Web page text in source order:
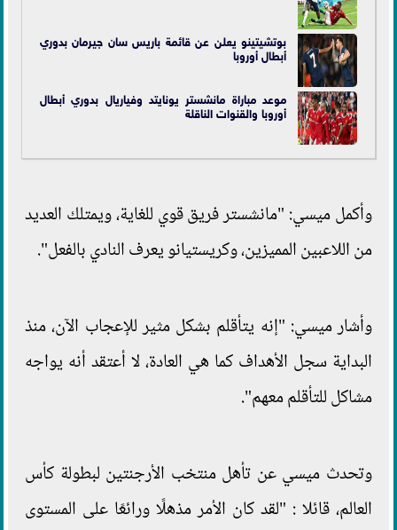
بوتشيتينو يعلن عن قائمة باريس سان جيرمان بدوري
أبطال أوروبا
موعد مباراة مانشستر يونايتد وفياريال بدوري أبطال
أوروبا والقنوات الناقلة
وأكمل ميسي: "مانشستر فريق قوي للغاية، ويمتلك العديد
من اللاعبين المميزين، وكريستيانو يعرف النادي بالفعل".
وأشار ميسي: "إنه يتأقلم بشكل مثير للإعجاب الآن، منذ
البداية سجل الأهداف كما هي العادة، لا أعتقد أنه يواجه
مشاكل للتأقلم معهم".
وتحدث ميسي عن تأهل منتخب الأرجنتين لبطولة كأس
العالم، قائلا : "لقد كان الأمر مذهلًا ورائعًا على المستوى